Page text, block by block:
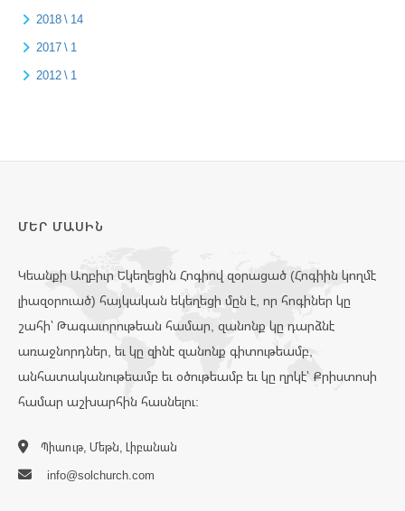
2018 \ 14
2017 \ 1
2012 \ 1
ՄԵՐ ՄԱՍԻՆ
Կեանքի Աղբիւր Եկեղեցին Հոգիով զօրացած (Հոգիին կողմէ
լիազօրուած) հայկական եկեղեցի մըն է, որ հոգիներ կը
շահի՝ Թագաւորութեան համար, զանոնք կը դարձնէ
առաջնորդներ, եւ կը զինէ զանոնք գիտութեամբ,
անհատականութեամբ եւ օծութեամբ եւ կը ղրկէ՝ Քրիստոսի
համար աշխարհին հասնելու:
Պիաութ, Մեթն, Լիբանան
info@solchurch.com